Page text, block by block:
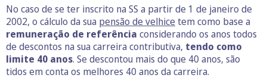
No caso de se ter inscrito na SS a partir de 1 de janeiro de
2002, o cálculo da sua pensão de velhice tem como base a
remuneração de referência considerando os anos todos
de descontos na sua carreira contributiva, tendo como
limite 40 anos. Se descontou mais do que 40 anos, são
tidos em conta os melhores 40 anos da carreira.